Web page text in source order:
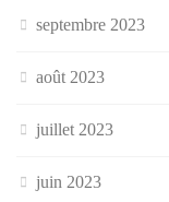
septembre 2023
août 2023
juillet 2023
juin 2023